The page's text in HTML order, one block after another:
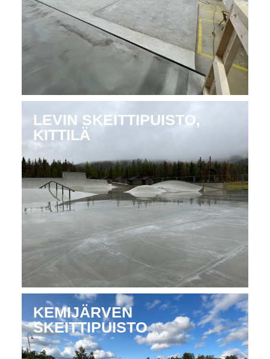
LEVIN SKEITTIPUISTO,
KITTILÄ
KEMIJÄRVEN
SKEITTIPUISTO